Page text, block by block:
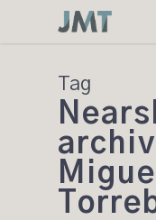
Tag
Miguel